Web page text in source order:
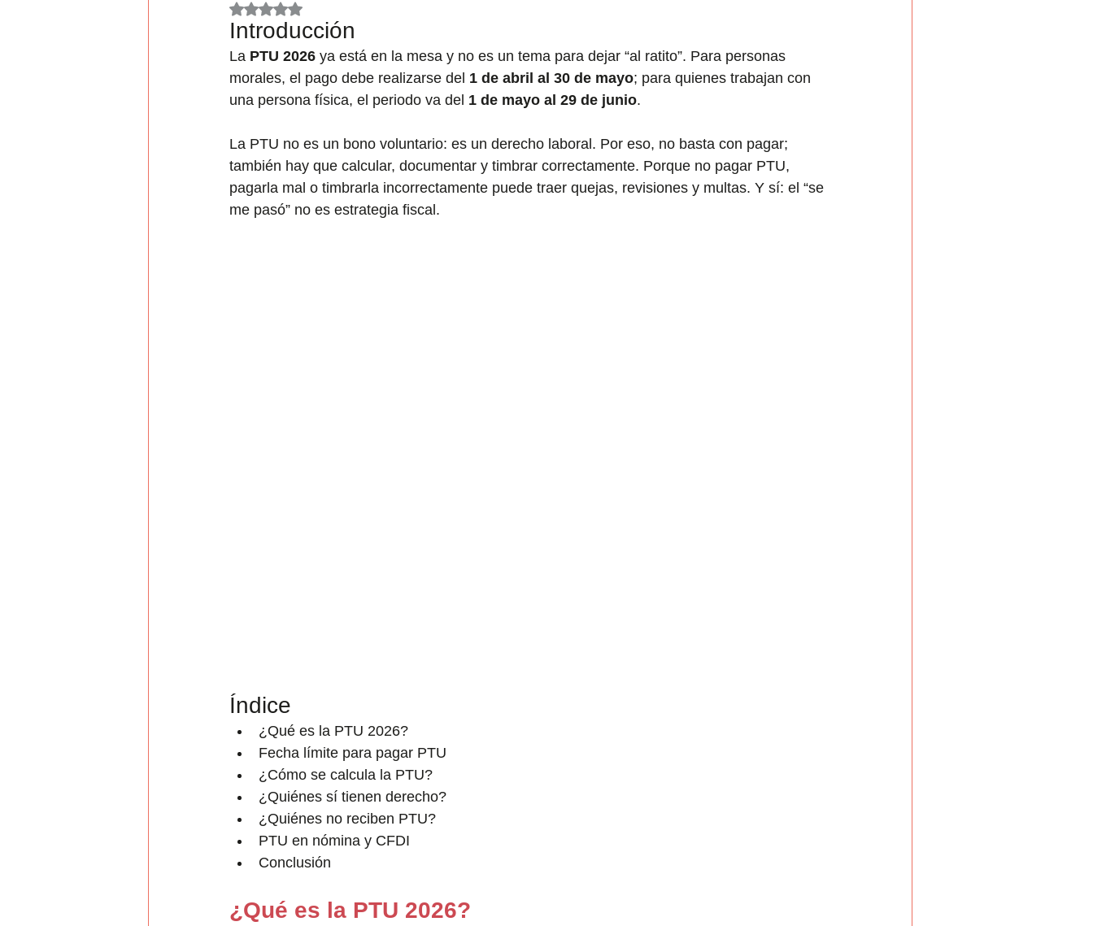
Obtuvo NaN de 5 estrellas.
Introducción
La PTU 2026 ya está en la mesa y no es un tema para dejar “al ratito”. Para personas
morales, el pago debe realizarse del 1 de abril al 30 de mayo; para quienes trabajan con
una persona física, el periodo va del 1 de mayo al 29 de junio.
La PTU no es un bono voluntario: es un derecho laboral. Por eso, no basta con pagar;
también hay que calcular, documentar y timbrar correctamente. Porque no pagar PTU,
pagarla mal o timbrarla incorrectamente puede traer quejas, revisiones y multas. Y sí: el “se
me pasó” no es estrategia fiscal.
Índice
¿Qué es la PTU 2026?
Fecha límite para pagar PTU
¿Cómo se calcula la PTU?
¿Quiénes sí tienen derecho?
¿Quiénes no reciben PTU?
PTU en nómina y CFDI
Conclusión
¿Qué es la PTU 2026?